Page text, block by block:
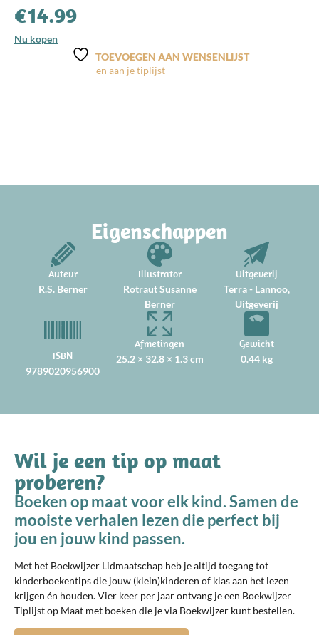
€14.99
Nu kopen
TOEVOEGEN AAN WENSENLIJST
Eigenschappen
Auteur
R.S. Berner
Illustrator
Rotraut Susanne
Berner
Uitgeverij
Terra - Lannoo,
Uitgeverij
ISBN
9789020956900
Afmetingen
25.2 × 32.8 × 1.3 cm
Gewicht
0.44 kg
Wil je een tip op maat
proberen?
Boeken op maat voor elk kind. Samen de
mooiste verhalen lezen die perfect bij
jou en jouw kind passen.
Met het Boekwijzer Lidmaatschap heb je altijd toegang tot
kinderboekentips die jouw (klein)kinderen of klas aan het lezen
krijgen én houden. Vier keer per jaar ontvang je een Boekwijzer
Tiplijst op Maat met boeken die je via Boekwijzer kunt bestellen.